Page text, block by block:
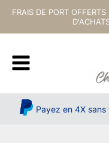
FRAIS DE PORT
Payez en 4X